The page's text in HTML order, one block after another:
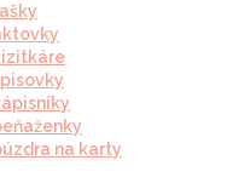
na karty